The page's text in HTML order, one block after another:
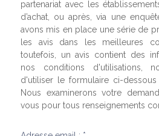
partenariat avec les
d’achat, ou après, via une
avons mis en place une série de
les avis dans les meilleures
toutefois, un avis contient des
nos conditions d'utilisations,
d'utiliser le formulaire ci-
Nous examinerons votre
vous pour tous renseignements